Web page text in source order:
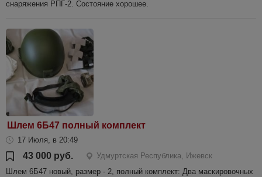
снаряжения РПГ-2. Состояние хорошее.
Шлем 6Б47 полный комплект
17 Июля, в 20:49
43 000 руб.
Удмуртская Республика, Ижевск
Шлем 6Б47 новый, размер - 2, полный комплект: Два маскировочных